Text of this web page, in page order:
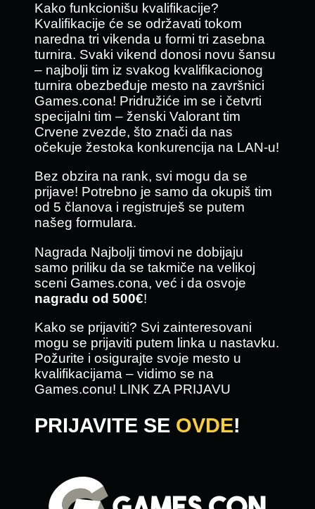
Kako funkcionišu kvalifikacije?
Kvalifikacije će se održavati tokom
naredna tri vikenda u formi tri zasebna
turnira. Svaki vikend donosi novu šansu
– najbolji tim iz svakog kvalifikacionog
turnira obezbeđuje mesto na završnici
Games.cona! Pridružiće im se i četvrti
specijalni tim – ženski Valorant tim
Crvene zvezde, što znači da nas
očekuje žestoka konkurencija na LAN-u!
Bez obzira na rank, svi mogu da se
prijave! Potrebno je samo da okupiš tim
od 5 članova i registruješ se putem
našeg formulara.
Nagrada Najbolji timovi ne dobijaju
samo priliku da se takmiče na velikoj
sceni Games.cona, već i da osvoje
nagradu od 500€!
Kako se prijaviti? Svi zainteresovani
mogu se prijaviti putem linka u nastavku.
Požurite i osigurajte svoje mesto u
kvalifikacijama – vidimo se na
Games.conu! LINK ZA PRIJAVU
PRIJAVITE SE OVDE!